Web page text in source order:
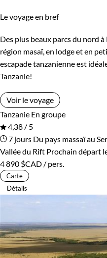
Le voyage en bref
Des plus beaux parcs du nord
région masaï, en lodge et en
escapade tanzanienne est
Tanzanie!
Voir le voyage
Tanzanie En groupe
4,38 / 5
7 jours Du pays massaï au
Vallée du Rift Prochain départ
4 890 $CAD / pers.
Carte
Détails